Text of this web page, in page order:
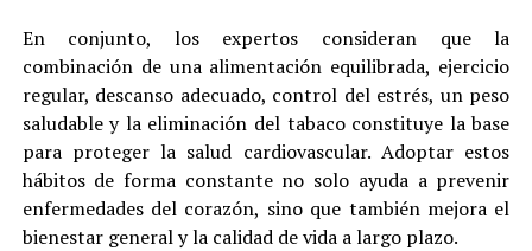
En conjunto, los expertos consideran que la
combinación de una alimentación equilibrada, ejercicio
regular, descanso adecuado, control del estrés, un peso
saludable y la eliminación del tabaco constituye la base
para proteger la salud cardiovascular. Adoptar estos
hábitos de forma constante no solo ayuda a prevenir
enfermedades del corazón, sino que también mejora el
bienestar general y la calidad de vida a largo plazo.